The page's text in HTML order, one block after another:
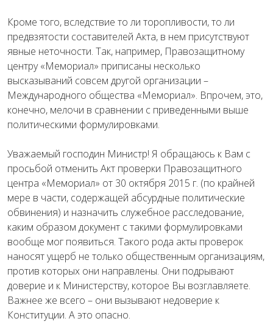
Кроме того, вследствие то ли торопливости, то ли
предвзятости составителей Акта, в нем присутствуют
явные неточности. Так, например, Правозащитному
центру «Мемориал» приписаны несколько
высказываний совсем другой организации –
Международного общества «Мемориал». Впрочем, это,
конечно, мелочи в сравнении с приведенными выше
политическими формулировками.
Уважаемый господин Министр! Я обращаюсь к Вам с
просьбой отменить Акт проверки Правозащитного
центра «Мемориал» от 30 октября 2015 г. (по крайней
мере в части, содержащей абсурдные политические
обвинения) и назначить служебное расследование,
каким образом документ с такими формулировками
вообще мог появиться. Такого рода акты проверок
наносят ущерб не только общественным организациям,
против которых они направлены. Они подрывают
доверие и к Министерству, которое Вы возглавляете.
Важнее же всего – они вызывают недоверие к
Конституции. А это опасно.